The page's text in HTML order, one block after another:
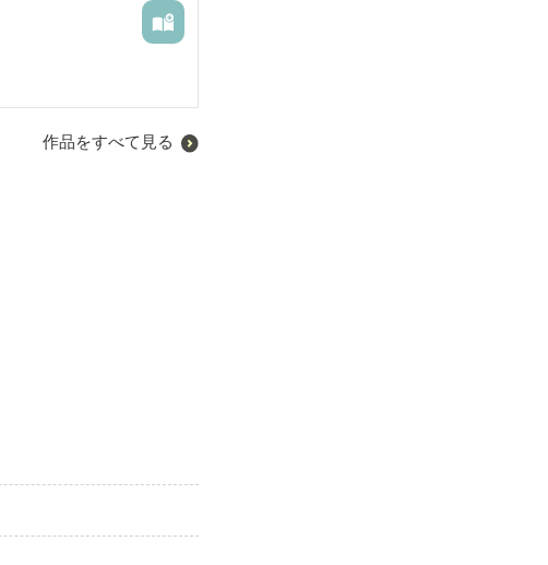
作品をすべて見る